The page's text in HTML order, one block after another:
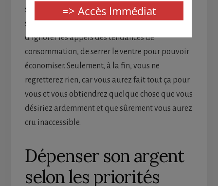
sacrifices, notamment financiers. En effet, il ne
sera pas facile de changer des habitudes,
d’ignorer les appels des tendances de
consommation, de serrer le ventre pour pouvoir
économiser. Seulement, à la fin, vous ne
regretterez rien, car vous aurez fait tout ça pour
vous et vous obtiendrez quelque chose que vous
désiriez ardemment et que sûrement vous aurez
cru inaccessible.
Dépenser son argent
selon les priorités